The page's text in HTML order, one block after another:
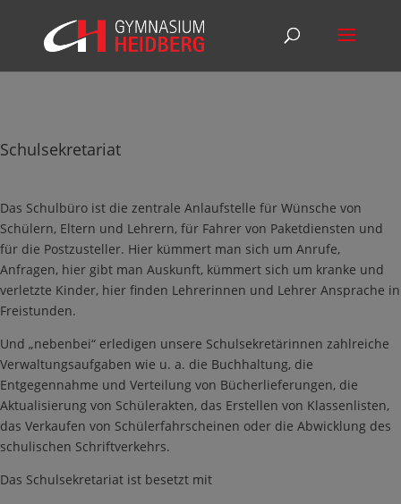
Schulsekretariat
Das Schulbüro ist die zentrale Anlaufstelle für Wünsche von
Schülern, Eltern und Lehrern, für Fahrer von Paketdiensten und
für die Postzusteller. Hier kümmert man sich um Anrufe,
Anfragen, hier gibt man Auskunft, kümmert sich um kranke und
verletzte Kinder, hier finden Lehrerinnen und Lehrer Ansprache in
Freistunden.
Und „nebenbei“ erledigen unsere Schulsekretärinnen zahlreiche
Verwaltungsaufgaben wie u. a. die Buchhaltung, die
Entgegennahme und Verteilung von Bücherlieferungen, die
Aktualisierung von Schülerakten, das Erstellen von Klassenlisten,
das Verkaufen von Schülerfahrscheinen oder die Abwicklung des
schulischen Schriftverkehrs.
Das Schulsekretariat ist besetzt mit